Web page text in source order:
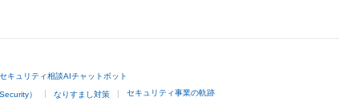
セキュリティ相談AIチャットボット
） なりすまし対策 セキュリティ事業の軌跡